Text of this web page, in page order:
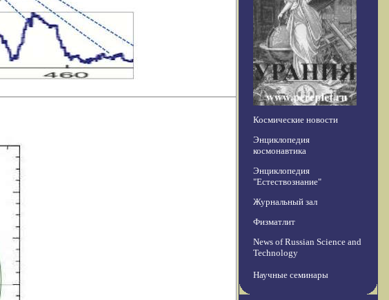
Космические новости
Энциклопедия
космонавтика
Энциклопедия
"Естествознание"
Журнальный зал
Физматлит
News of Russian Science and
Technology
Научные семинары